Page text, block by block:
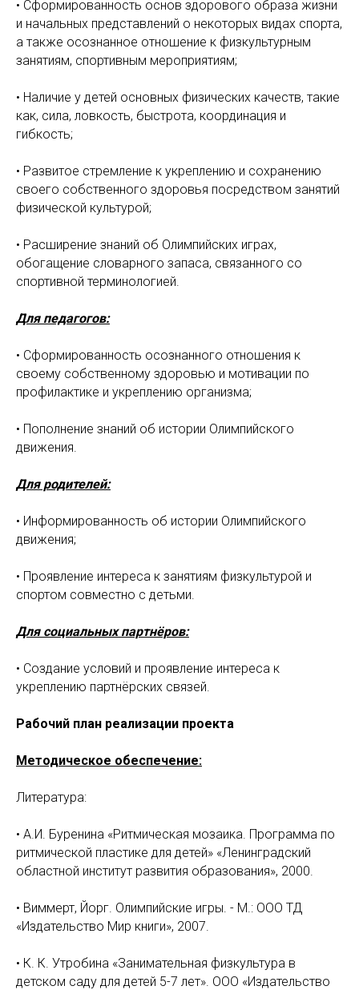
• Сформированность основ здорового образа жизни
и начальных представлений о некоторых видах спорта,
а также осознанное отношение к физкультурным
занятиям, спортивным мероприятиям;
• Наличие у детей основных физических качеств, такие
как, сила, ловкость, быстрота, координация и
гибкость;
• Развитое стремление к укреплению и сохранению
своего собственного здоровья посредством занятий
физической культурой;
• Расширение знаний об Олимпийских играх,
обогащение словарного запаса, связанного со
спортивной терминологией.
Для педагогов:
• Сформированность осознанного отношения к
своему собственному здоровью и мотивации по
профилактике и укреплению организма;
• Пополнение знаний об истории Олимпийского
движения.
Для родителей:
• Информированность об истории Олимпийского
движения;
• Проявление интереса к занятиям физкультурой и
спортом совместно с детьми.
Для социальных партнёров:
• Создание условий и проявление интереса к
укреплению партнёрских связей.
Рабочий план реализации проекта
Методическое обеспечение:
Литература:
• А.И. Буренина «Ритмическая мозаика. Программа по
ритмической пластике для детей» «Ленинградский
областной институт развития образования», 2000.
• Виммерт, Йорг. Олимпийские игры. - М.: ООО ТД
«Издательство Мир книги», 2007.
• К. К. Утробина «Занимательная физкультура в
детском саду для детей 5-7 лет». ООО «Издательство